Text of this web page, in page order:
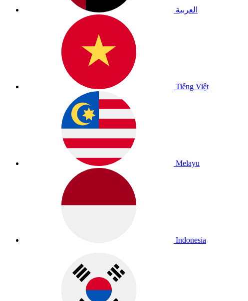
العربية
Tiếng Việt
Melayu
Indonesia